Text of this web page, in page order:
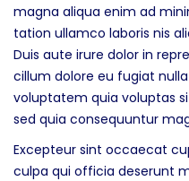
magna aliqua enim ad
tation ullamco laboris nis
Duis aute irure dolor in
cillum dolore eu fugiat
voluptatem quia voluptas
sed quia consequuntur
Excepteur sint occaecat
culpa qui officia deserunt